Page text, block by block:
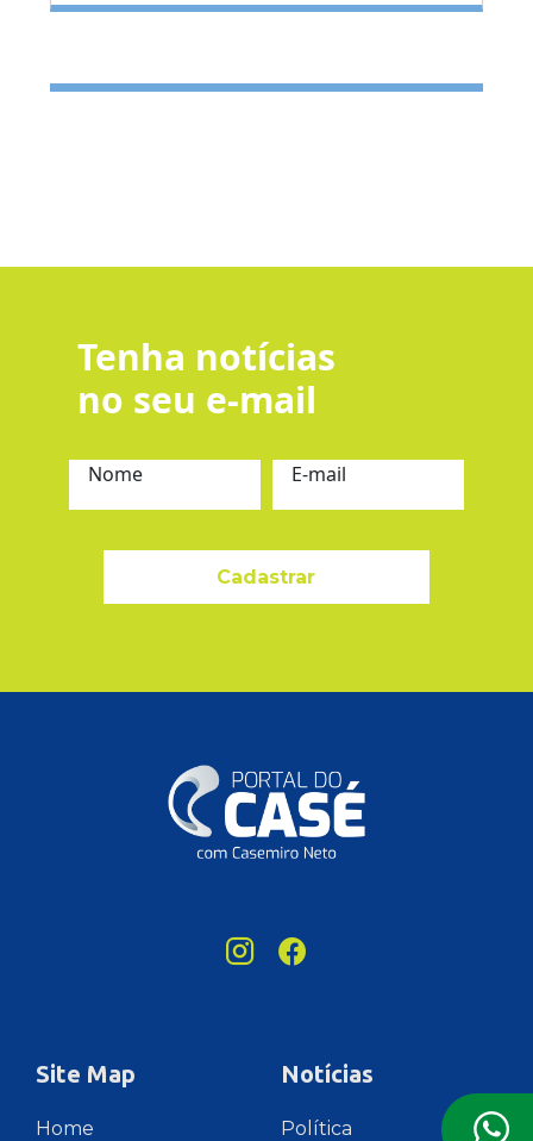
Tenha notícias
no seu e-mail
Nome E-mail
Cadastrar
Site Map
Home
Notícias
Política